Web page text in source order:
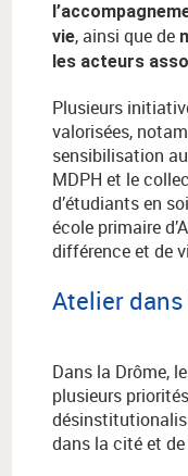
vie, ainsi que de
les acteurs
Plusieurs
valorisées,
sensibilisation
MDPH et le
d’étudiants en
école primaire
différence et de
Atelier dans
Dans la Drôme,
plusieurs
dans la cité et